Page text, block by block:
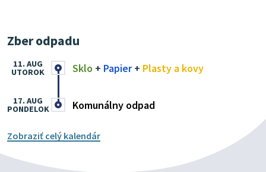
Zber odpadu
Sklo + Papier+ Plasty a kovy
11. AUG
UTOROK
Komunálny odpad
17. AUG
PONDELOK
Zobraziť celý kalendár